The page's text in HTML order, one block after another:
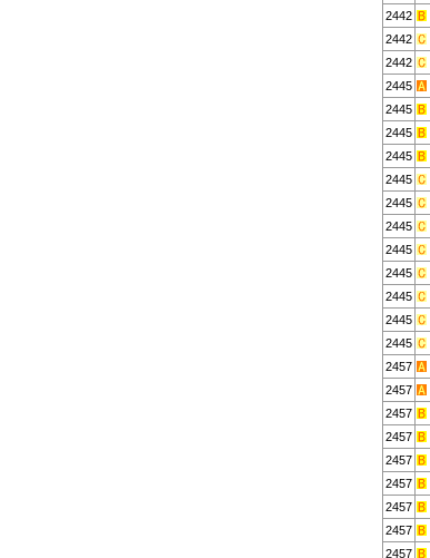
2442
2442
2442
2445
2445
2445
2445
2445
2445
2445
2445
2445
2445
2445
2445
2457
2457
2457
2457
2457
2457
2457
2457
2457